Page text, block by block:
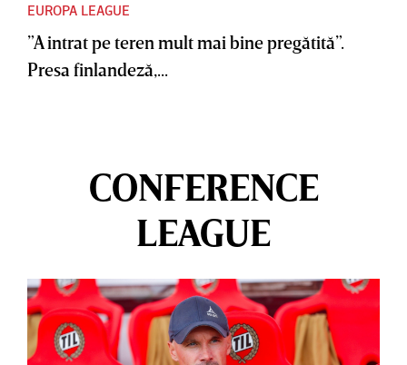
EUROPA LEAGUE
”A intrat pe teren mult mai bine pregătită”.
Presa finlandeză,...
CONFERENCE
LEAGUE